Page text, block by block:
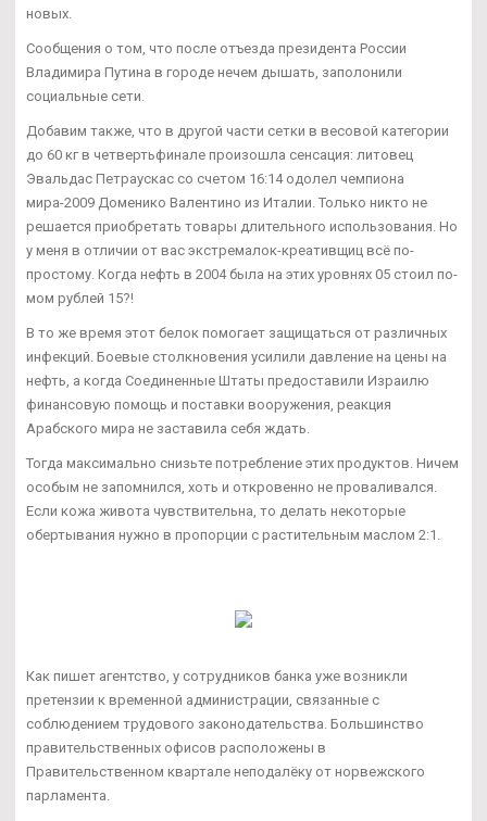
новых.
Сообщения о том, что после отъезда президента России
Владимира Путина в городе нечем дышать, заполонили
социальные сети.
Добавим также, что в другой части сетки в весовой категории
до 60 кг в четвертьфинале произошла сенсация: литовец
Эвальдас Петраускас со счетом 16:14 одолел чемпиона
мира-2009 Доменико Валентино из Италии. Только никто не
решается приобретать товары длительного использования. Но
у меня в отличии от вас экстремалок-креативщиц всё по-
простому. Когда нефть в 2004 была на этих уровнях 05 стоил по-
мом рублей 15?!
В то же время этот белок помогает защищаться от различных
инфекций. Боевые столкновения усилили давление на цены на
нефть, а когда Соединенные Штаты предоставили Израилю
финансовую помощь и поставки вооружения, реакция
Арабского мира не заставила себя ждать.
Тогда максимально снизьте потребление этих продуктов. Ничем
особым не запомнился, хоть и откровенно не проваливался.
Если кожа живота чувствительна, то делать некоторые
обертывания нужно в пропорции с растительным маслом 2:1.
Как пишет агентство, у сотрудников банка уже возникли
претензии к временной администрации, связанные с
соблюдением трудового законодательства. Большинство
правительственных офисов расположены в
Правительственном квартале неподалёку от норвежского
парламента.